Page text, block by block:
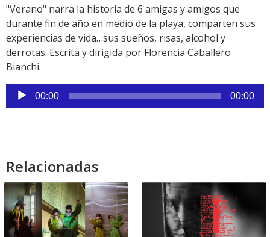
Link
"Verano" narra la historia de 6 amigas y amigos que
durante fin de año en medio de la playa, comparten sus
experiencias de vida…sus sueños, risas, alcohol y
derrotas. Escrita y dirigida por Florencia Caballero
Bianchi.
Reproductor
de
00:00 00:00
Relacionadas